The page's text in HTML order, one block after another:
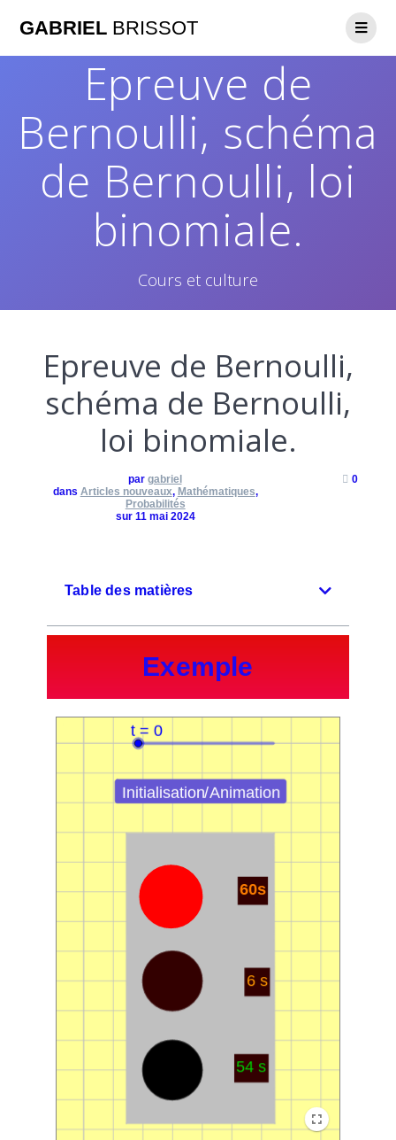
GABRIEL BRISSOT
Epreuve de
Bernoulli, schéma
de Bernoulli, loi
binomiale.
Cours et culture
Epreuve de Bernoulli,
schéma de Bernoulli,
loi binomiale.
par gabriel
dans Articles nouveaux, Mathématiques,
Probabilités
sur 11 mai 2024
0
Table des matières
Exemple